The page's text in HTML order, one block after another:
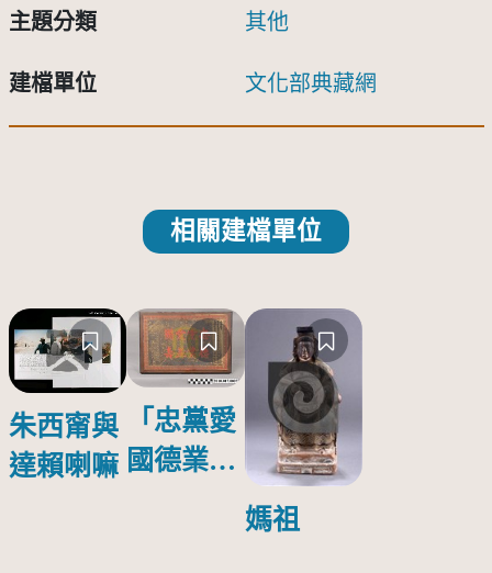
主題分類 其他
建檔單位 文化部典藏網
相關建檔單位
朱西甯與
達賴喇嘛
「忠黨愛
國德業並
媽祖